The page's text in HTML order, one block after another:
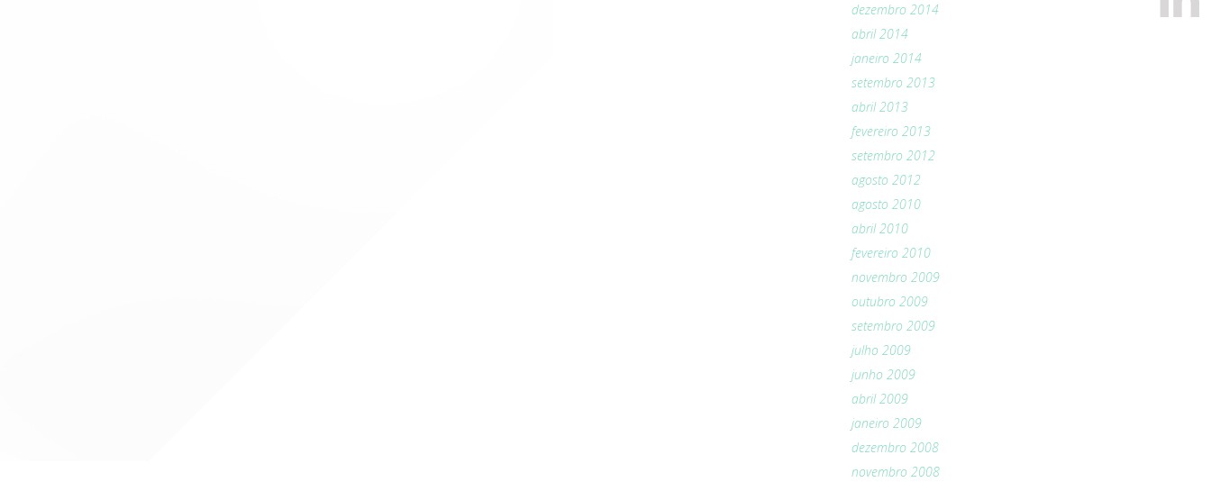
dezembro 2014
abril 2014
janeiro 2014
setembro 2013
abril 2013
fevereiro 2013
setembro 2012
agosto 2012
agosto 2010
abril 2010
fevereiro 2010
novembro 2009
outubro 2009
setembro 2009
julho 2009
junho 2009
abril 2009
janeiro 2009
dezembro 2008
novembro 2008